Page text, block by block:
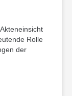
Rolle
der